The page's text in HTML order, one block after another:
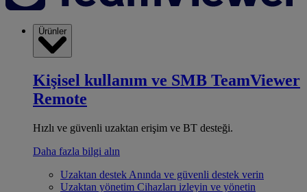
Ürünler
Kişisel kullanım ve SMB TeamViewer
Remote
Hızlı ve güvenli uzaktan erişim ve BT desteği.
Daha fazla bilgi alın
Uzaktan destek Anında ve güvenli destek verin
Uzaktan yönetim Cihazları izleyin ve yönetin